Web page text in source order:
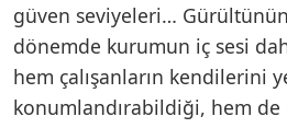
güven seviyeleri… Gürültünün
dönemde kurumun iç sesi
hem çalışanların kendilerini
konumlandırabildiği, hem